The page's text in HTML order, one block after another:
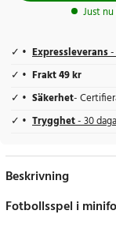
Just
Expressleverans-
Frakt 49 kr
Säkerhet-
Trygghet- 30
Beskrivning
Fotbollsspel i